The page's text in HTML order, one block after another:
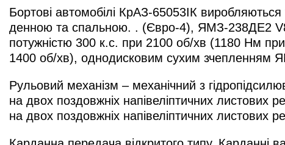
Бортові автомобілі КрАЗ-65053ІК
денною та спальною. . (Євро-4), ЯМЗ-238ДЕ2
потужністю 300 к.с. при 2100 об/хв (1180 Нм
1400 об/хв), однодисковим сухим зчепленням
Рульовий механізм – механічний з
на двох поздовжніх напівеліптичних листових
на двох поздовжніх напівеліптичних листових